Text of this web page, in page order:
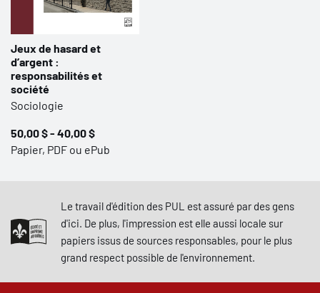
Jeux de hasard et
d’argent :
responsabilités et
société
Sociologie
50,00 $ - 40,00 $
Papier, PDF ou ePub
Le travail d'édition des PUL est assuré par des gens
d'ici. De plus, l'impression est elle aussi locale sur
papiers issus de sources responsables, pour le plus
grand respect possible de l'environnement.